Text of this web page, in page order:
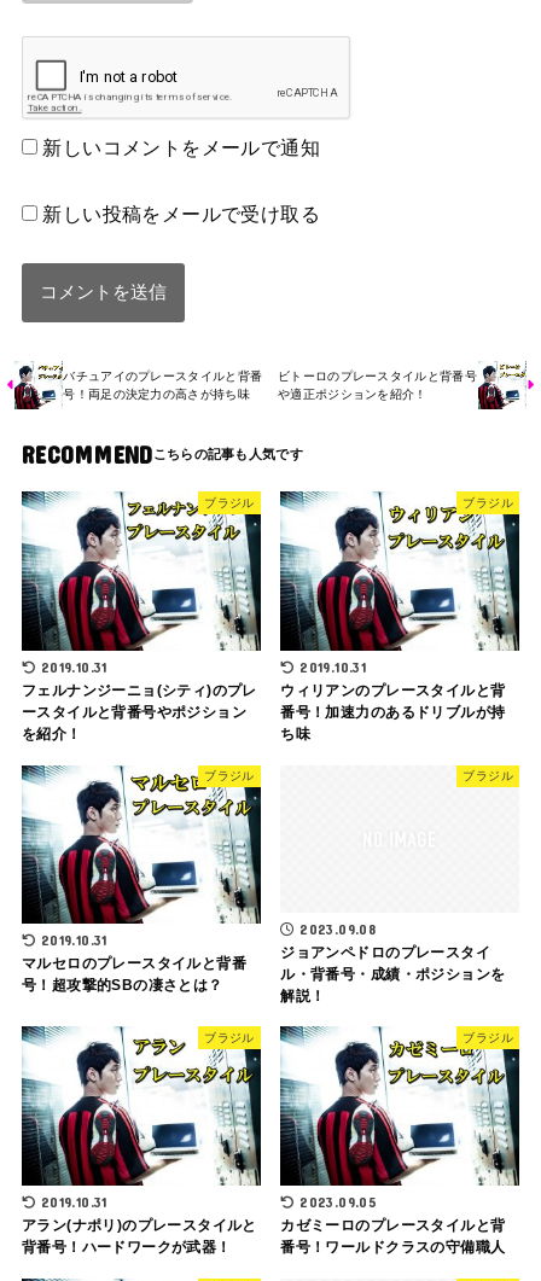
新しいコメントをメールで通知
新しい投稿をメールで受け取る
バチュアイのプレースタイルと背番
号！両足の決定力の高さが持ち味
ビトーロのプレースタイルと背番号
や適正ポジションを紹介！
RECOMMEND
ブラジル
2019.10.31
フェルナンジーニョ(シティ)のプレ
ースタイルと背番号やポジション
を紹介！
ブラジル
2019.10.31
ウィリアンのプレースタイルと背
番号！加速力のあるドリブルが持
ち味
ブラジル
2019.10.31
マルセロのプレースタイルと背番
号！超攻撃的SBの凄さとは？
ブラジル
2023.09.08
ジョアンペドロのプレースタイ
ル・背番号・成績・ポジションを
解説！
ブラジル
2019.10.31
アラン(ナポリ)のプレースタイルと
背番号！ハードワークが武器！
ブラジル
2023.09.05
カゼミーロのプレースタイルと背
番号！ワールドクラスの守備職人